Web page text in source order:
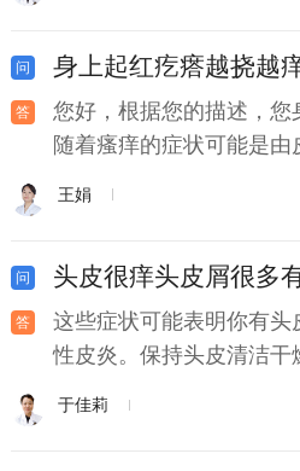
身上起红疙瘩越挠越
您好，根据您的描述，
随着瘙痒的症状可能是由
王娟
头皮很痒头皮屑很多
这些症状可能表明你有
性皮炎。保持头皮清洁干
于佳莉